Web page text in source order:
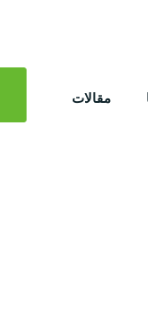
مقالات